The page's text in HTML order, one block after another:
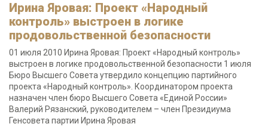
Ирина Яровая: Проект «Народный
контроль» выстроен в логике
продовольственной безопасности
01 июля 2010 Ирина Яровая: Проект «Народный контроль»
выстроен в логике продовольственной безопасности 1 июля
Бюро Высшего Совета утвердило концепцию партийного
проекта «Народный контроль». Координатором проекта
назначен член бюро Высшего Совета «Единой России»
Валерий Рязанский, руководителем – член Президиума
Генсовета партии Ирина Яровая